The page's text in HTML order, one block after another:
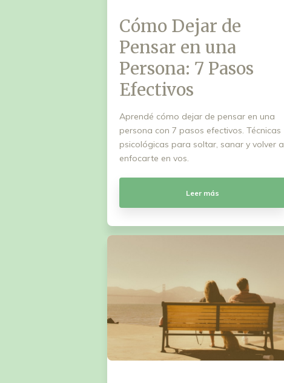
Cómo Dejar de
Pensar en una
Persona: 7 Pasos
Efectivos
Aprendé cómo dejar de pensar en una
persona con 7 pasos efectivos. Técnicas
psicológicas para soltar, sanar y volver a
enfocarte en vos.
Leer más